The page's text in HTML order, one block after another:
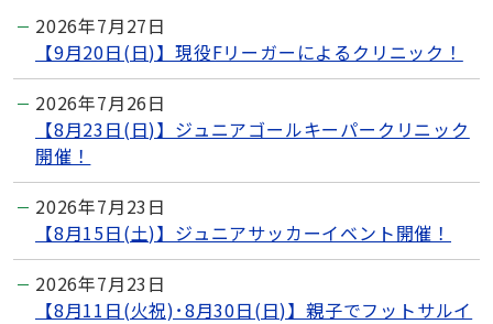
2026年7月27日
【9月20日(日)】現役Fリーガーによるクリニック！
2026年7月26日
【8月23日(日)】ジュニアゴールキーパークリニック
開催！
2026年7月23日
【8月15日(土)】ジュニアサッカーイベント開催！
2026年7月23日
【8月11日(火祝)･8月30日(日)】親子でフットサルイ